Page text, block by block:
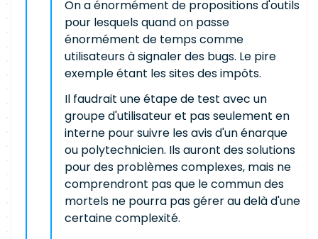
On a énormément de propositions d'outils
pour lesquels quand on passe
énormément de temps comme
utilisateurs à signaler des bugs. Le pire
exemple étant les sites des impôts.
Il faudrait une étape de test avec un
groupe d'utilisateur et pas seulement en
interne pour suivre les avis d'un énarque
ou polytechnicien. Ils auront des solutions
pour des problèmes complexes, mais ne
comprendront pas que le commun des
mortels ne pourra pas gérer au delà d'une
certaine complexité.